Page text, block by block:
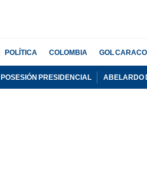
POLÍTICA COLOMBIA GOL
POSESIÓN PRESIDENCIAL ABELARDO